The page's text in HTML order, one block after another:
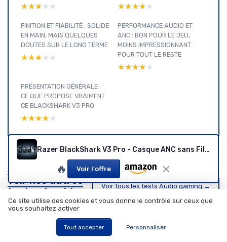
★★★★★
★★★★★ ★★★★★
★★★★★
FINITION ET FIABILITÉ : SOLIDE
EN MAIN, MAIS QUELQUES
DOUTES SUR LE LONG TERME
★★★★★
★★★★★
PERFORMANCE AUDIO ET
ANC : BON POUR LE JEU,
MOINS IMPRESSIONNANT
POUR TOUT LE RESTE
★★★★★
★★★★★
PRÉSENTATION GÉNÉRALE :
CE QUE PROPOSE VRAIMENT
CE BLACKSHARK V3 PRO
★★★★★
★★★★★
Audio gaming :
voir nos autres
tests et guides
d'achat
Voir tous les tests Audio gaming →
Razer BlackShark V3 Pro - Casque ANC sans Fil pour l’Esport - Annulation Active - Haut-parleurs 50mm - Micro HyperClear Amovible - Wireless 2,4 GHz & Bluetooth - FPS - PC/Mac - Noir Noir BlackShark V3 Pro
🔥 Voir l'offre
Ce site utilise des cookies et vous donne le contrôle sur ceux que
vous souhaitez activer
Tout accepter Personnaliser